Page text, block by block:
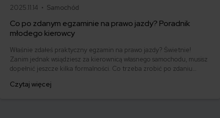
2025.11.14 • Samochód
Co po zdanym egzaminie na prawo jazdy? Poradnik
młodego kierowcy
Właśnie zdałeś praktyczny egzamin na prawo jazdy? Świetnie!
Zanim jednak wsiądziesz za kierownicą własnego samochodu, musisz
dopełnić jeszcze kilka formalności. Co trzeba zrobić po zdaniu
którym szybko załatwisz sprawy urzędowe i będziesz mógł prowadzić
Czytaj więcej